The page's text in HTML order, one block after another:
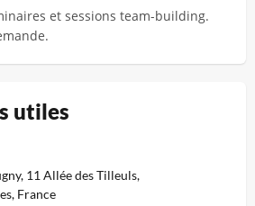
et sessions team-building.
utiles
11 Allée des Tilleuls,
France